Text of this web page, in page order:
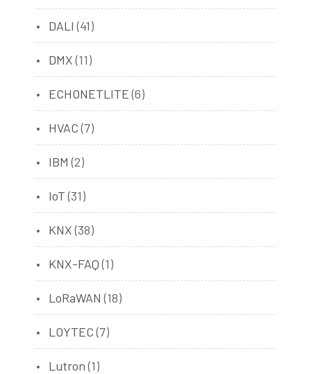
DALI (41)
DMX(11)
ECHONETLITE(6)
HVAC(7)
IBM (2)
IoT(31)
KNX(38)
KNX-FAQ(1)
LoRaWAN (18)
LOYTEC(7)
Lutron(1)